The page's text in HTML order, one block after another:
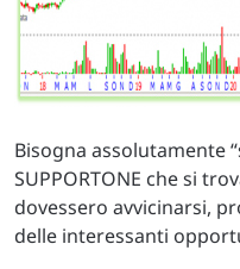
Bisogna assolutamente
SUPPORTONE che si
dovessero avvicinarsi,
delle interessanti